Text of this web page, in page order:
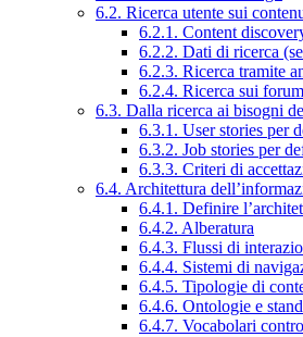
6.2. Ricerca utente sui
6.2.1. Content
6.2.2. Dati di ricerca
6.2.3. Ricerca tramite
6.2.4. Ricerca sui forum
6.3. Dalla ricerca ai bisogni
6.3.1. User stories per
6.3.2. Job stories per
6.3.3. Criteri di
6.4. Architettura
6.4.1. Definire
6.4.2. Alberatura
6.4.3. Flussi di
6.4.4. Sistemi di
6.4.5. Tipologie di
6.4.6. Ontologie e
6.4.7. Vocabolari